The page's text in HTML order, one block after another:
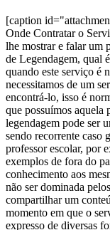
[caption
Onde Contratar o
lhe mostrar e falar um
de Legendagem, qual
quando este serviço é
necessitamos de um
encontrá-lo, isso é
que possuímos aquela
legendagem pode ser
sendo recorrente caso
professor escolar, por
exemplos de fora do
conhecimento aos
não ser dominada
compartilhar um
momento em que o
expresso de diversas